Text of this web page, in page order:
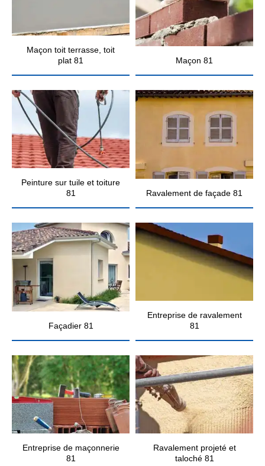
Maçon toit terrasse, toit
plat 81
Maçon 81
Peinture sur tuile et toiture
81
Ravalement de façade 81
Façadier 81
Entreprise de ravalement
81
Entreprise de maçonnerie
81
Ravalement projeté et
taloché 81